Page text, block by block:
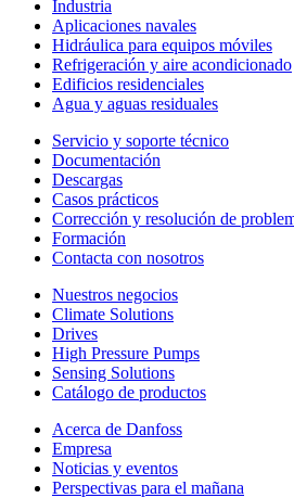
Industria
Aplicaciones navales
Hidráulica para equipos móviles
Refrigeración y aire acondicionado
Edificios residenciales
Agua y aguas residuales
Servicio y soporte técnico
Documentación
Descargas
Casos prácticos
Corrección y resolución de
Formación
Contacta con nosotros
Nuestros negocios
Climate Solutions
Drives
High Pressure Pumps
Sensing Solutions
Catálogo de productos
Acerca de Danfoss
Empresa
Noticias y eventos
Perspectivas para el mañana